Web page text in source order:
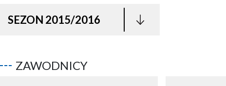
SEZON 2015/2016
ZAWODNICY